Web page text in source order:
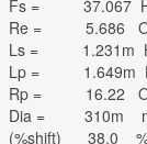
Fs = 37.067
Re = 5.686
Ls = 1.231m
Lp = 1.649m H,
Rp = 16.22
Dia = 310m
(%shift) 38.0